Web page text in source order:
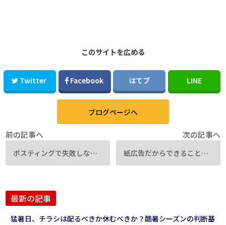
このサイトを広める
Twitter Facebook はてブ LINE
ブログページへ
前の記事へ
ポスティングで失敗しない！ポスティング業者選びのポイント
次の記事へ
紙広告だからできること！ web広告にはないメリットとは？
最新の記事
猛暑日、チラシは配るべきか休むべきか？酷暑シーズンの判断基